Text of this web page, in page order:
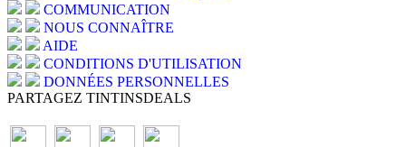
COMMUNICATION
NOUS CONNAÎTRE
AIDE
CONDITIONS D'UTILISATION
DONNÉES PERSONNELLES
PARTAGEZ TINTINSDEALS